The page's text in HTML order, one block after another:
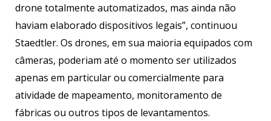
drone totalmente automatizados, mas ainda não
haviam elaborado dispositivos legais”, continuou
Staedtler. Os drones, em sua maioria equipados com
câmeras, poderiam até o momento ser utilizados
apenas em particular ou comercialmente para
atividade de mapeamento, monitoramento de
fábricas ou outros tipos de levantamentos.